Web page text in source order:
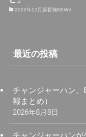
2022年12月張哲瀚NEWS
最近の投稿
チャンジャーハン
報まとめ）
2026年8月8日
チャンジャーハン